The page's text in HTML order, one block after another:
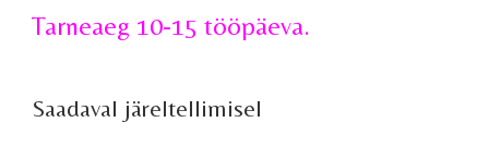
Tarneaeg 10-15 tööpäeva.
Saadaval järeltellimisel